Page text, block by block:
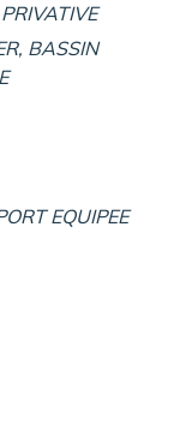
BASSIN
EQUIPEE